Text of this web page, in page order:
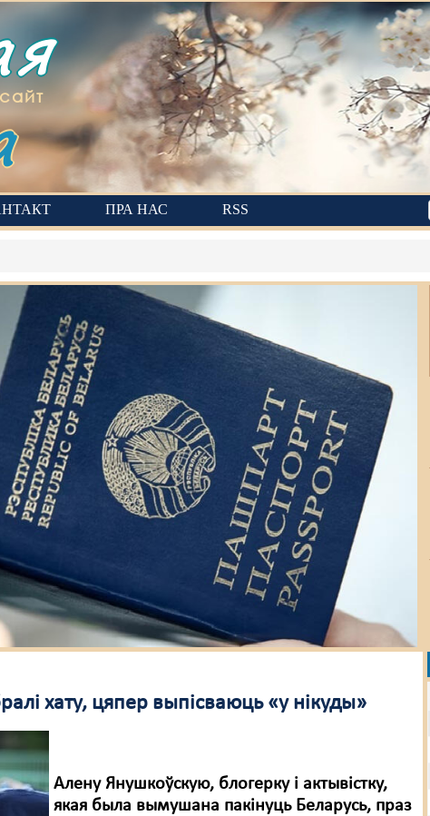
ПРА НАС RSS
хату, цяпер выпісваюць «у нікуды»
Алену Янушкоўскую, блогерку і актывістку,
якая была вымушана пакінуць Беларусь, праз